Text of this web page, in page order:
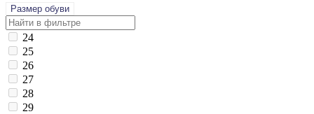
Размер обуви
24
25
26
27
28
29